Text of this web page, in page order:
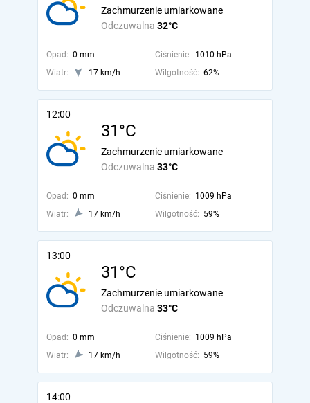
Odczuwalna 32°C
Zachmurzenie umiarkowane
Opad: 0 mm Ciśnienie: 1010 hPa
Wiatr:
17 km/h Wilgotność: 62%
12:00
31°C
Odczuwalna 33°C
Zachmurzenie umiarkowane
Opad: 0 mm Ciśnienie: 1009 hPa
Wiatr:
17 km/h Wilgotność: 59%
13:00
31°C
Odczuwalna 33°C
Zachmurzenie umiarkowane
Opad: 0 mm Ciśnienie: 1009 hPa
Wiatr:
17 km/h Wilgotność: 59%
14:00